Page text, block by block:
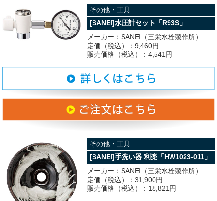
その他・工具
[SANEI]水圧計セット「R93S」
メーカー：SANEI（三栄水栓製作所）
定価（税込）：9,460円
販売価格（税込）：4,541円
その他・工具
[SANEI]手洗い器 利楽「HW1023-011」
メーカー：SANEI（三栄水栓製作所）
定価（税込）：31,900円
販売価格（税込）：18,821円